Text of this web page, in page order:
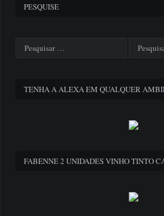
PESQUISE
TENHA A ALEXA EM QUALQUER
FABENNE 2 UNIDADES VINHO TINTO